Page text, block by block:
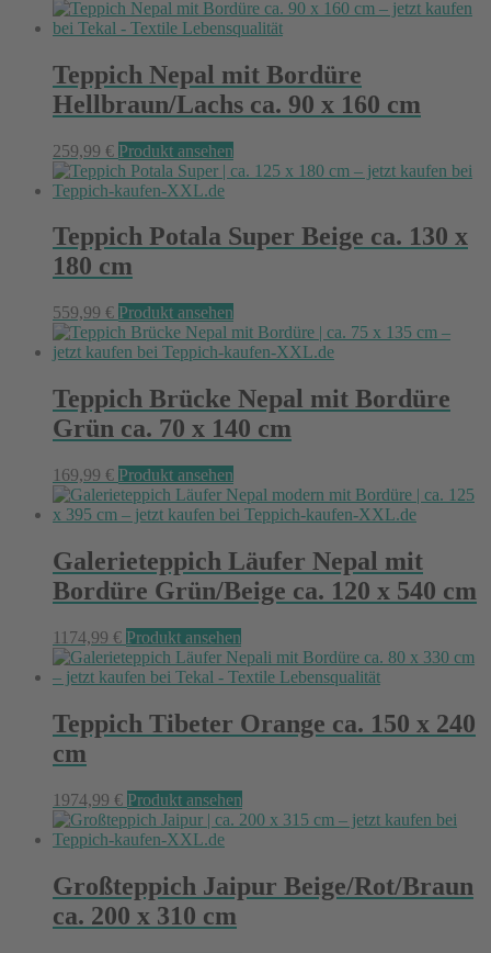
Teppich Nepal mit Bordüre
Hellbraun/Lachs ca. 90 x 160 cm
259,99 € Produkt ansehen
Teppich Potala Super Beige ca. 130 x
180 cm
559,99 € Produkt ansehen
Teppich Brücke Nepal mit Bordüre
Grün ca. 70 x 140 cm
169,99 € Produkt ansehen
Galerieteppich Läufer Nepal mit
Bordüre Grün/Beige ca. 120 x 540 cm
1174,99 € Produkt ansehen
Teppich Tibeter Orange ca. 150 x 240
cm
1974,99 € Produkt ansehen
Großteppich Jaipur Beige/Rot/Braun
ca. 200 x 310 cm